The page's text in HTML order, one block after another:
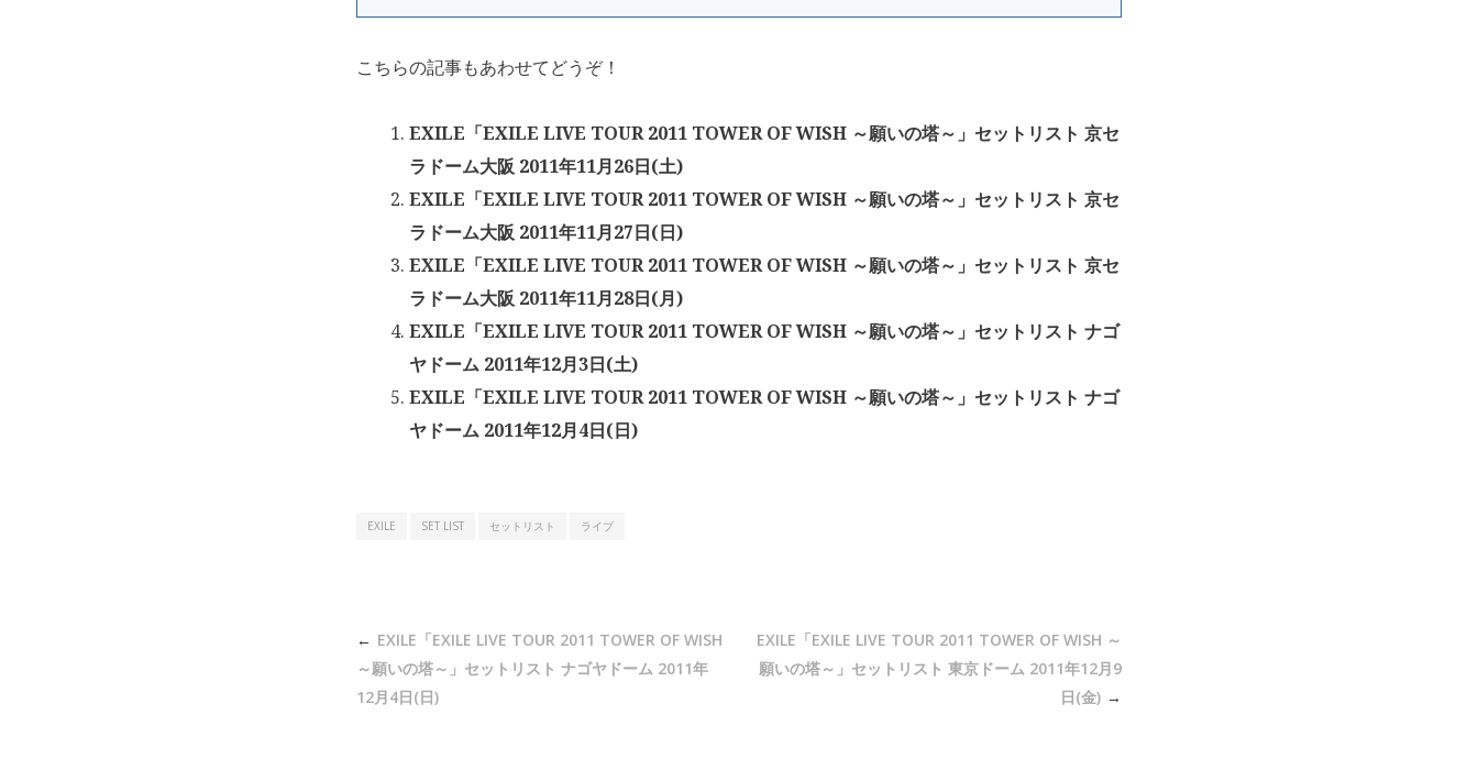
こちらの記事もあわせてどうぞ！
EXILE「EXILE LIVE TOUR 2011 TOWER OF WISH ～願いの塔～」セットリスト 京セ
ラドーム大阪 2011年11月26日(土)
EXILE「EXILE LIVE TOUR 2011 TOWER OF WISH ～願いの塔～」セットリスト 京セ
ラドーム大阪 2011年11月27日(日)
EXILE「EXILE LIVE TOUR 2011 TOWER OF WISH ～願いの塔～」セットリスト 京セ
ラドーム大阪 2011年11月28日(月)
EXILE「EXILE LIVE TOUR 2011 TOWER OF WISH ～願いの塔～」セットリスト ナゴ
ヤドーム 2011年12月3日(土)
EXILE「EXILE LIVE TOUR 2011 TOWER OF WISH ～願いの塔～」セットリスト ナゴ
ヤドーム 2011年12月4日(日)
EXILE SET LIST セットリスト ライブ
EXILE「EXILE LIVE TOUR 2011 TOWER OF WISH
～願いの塔～」セットリスト ナゴヤドーム 2011年
12月4日(日)
EXILE「EXILE LIVE TOUR 2011 TOWER OF WISH ～
願いの塔～」セットリスト 東京ドーム 2011年12月9
日(金)